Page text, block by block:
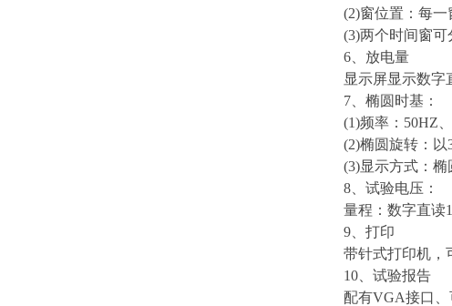
(2)窗位置：每一
(3)两个时间窗可
6、放电量
显示屏显示数字
7、椭圆时基：
(1)频率：50HZ
(2)椭圆旋转：以
(3)显示方式：椭
8、试验电压：
量程：数字直读
9、打印
带针式打印机，
10、试验报告
配有VGA接口、